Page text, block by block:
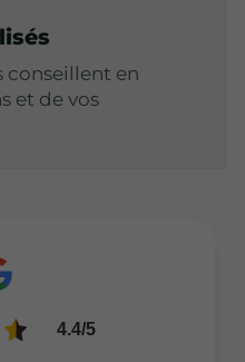
conseillent en
et de vos